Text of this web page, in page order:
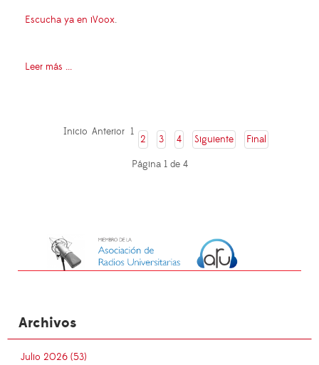
Escucha ya en iVoox.
Leer más ...
Inicio Anterior 1
2 3 4 Siguiente
Final
Página 1 de 4
Archivos
Julio 2026 (53)